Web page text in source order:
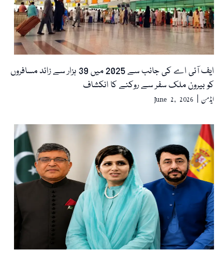
ایف آئی اے کی جانب سے 2025 میں 39 ہزار سے زائد مسافروں
کو بیرون ملک سفر سے روکنے کا انکشاف
ایڈمن